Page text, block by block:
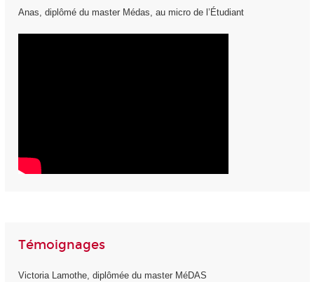
Anas, diplômé du master Médas, au micro de l’Étudiant
Témoignages
Victoria Lamothe, diplômée du master MéDAS